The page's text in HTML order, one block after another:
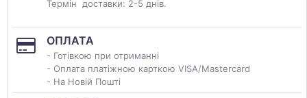
Термін доставки: 2-5 днів.
ОПЛАТА
- Готівкою при отриманні
- Оплата платіжною карткою VISA/Mastercard
- На Новій Пошті